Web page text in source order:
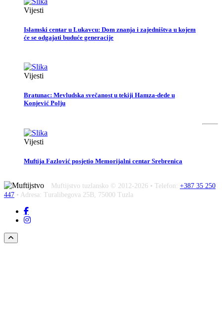
Vijesti
Islamski centar u Lukavcu: Dom znanja i zajedništva u kojem
će se odgajati buduće generacije
Vijesti
Bratunac: Mevludska svečanost u tekiji Hamza-dede u
Konjević Polju
Vijesti
Muftija Fazlović posjetio Memorijalni centar Srebrenica
Muftijstvo tuzlansko © 2012-2026 • Telefon: +387 35 250
447 • Adresa: Turalibegova 25B, 75000 Tuzla